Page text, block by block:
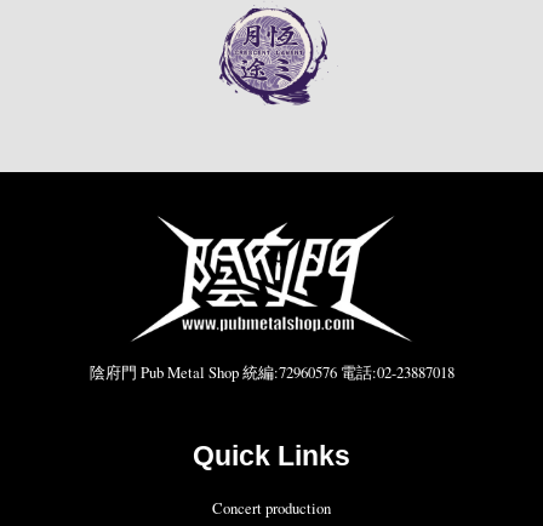
陰府門 Pub Metal Shop 統編:72960576 電話:02-23887018
Quick Links
Concert production